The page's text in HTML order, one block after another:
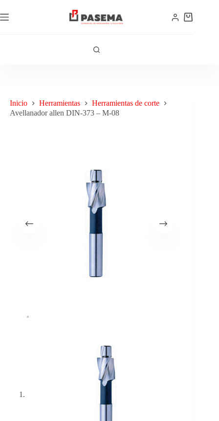
Inicio Herramientas
Herramientas de corte
Avellanador allen DIN-373 – M-08